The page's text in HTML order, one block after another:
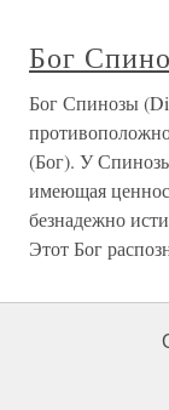
Бог
Бог Спинозы
(Бог). У
имеющая
безнадежно
Этот Бог